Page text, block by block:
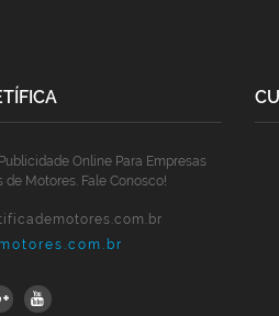
Online Para Empresas
Motores. Fale Conosco!